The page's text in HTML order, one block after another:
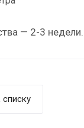
— 2-3 недели.